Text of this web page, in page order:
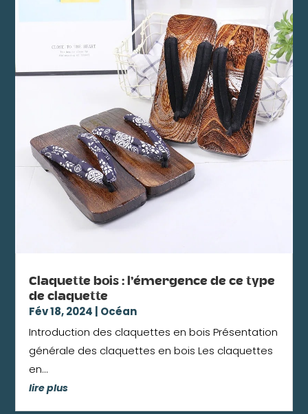
Claquette bois : l’émergence de ce type
de claquette
Fév 18, 2024
Océan
Introduction des claquettes en bois Présentation
générale des claquettes en bois Les claquettes
en...
lire plus